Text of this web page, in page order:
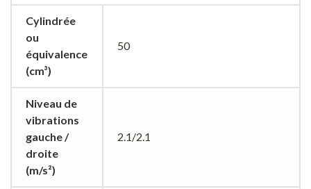
Cylindrée
ou
équivalence
(cm³)
50
Niveau de
vibrations
gauche /
droite
(m/s²)
2.1/2.1